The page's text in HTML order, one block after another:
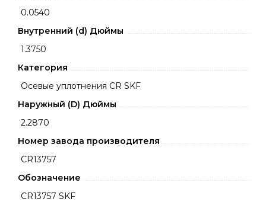
0.0540
Внутренний (d) Дюймы
1.3750
Категория
Осевые уплотнения CR SKF
Наружный (D) Дюймы
2.2870
Номер завода производителя
CR13757
Обозначение
CR13757 SKF